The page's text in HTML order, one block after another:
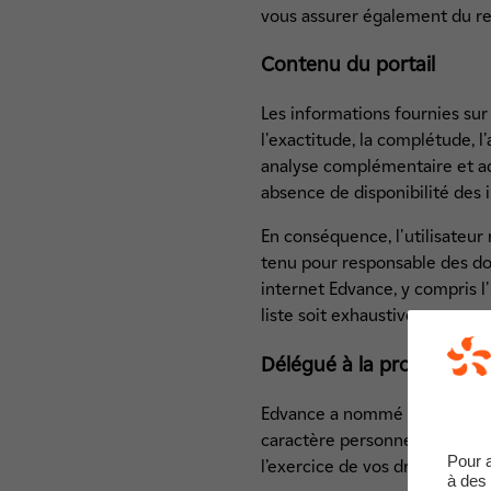
vous assurer également du
Contenu du portail
Les informations fournies
l'exactitude, la complétude,
analyse complémentaire et
absence de disponibilité des
En conséquence,
tenu pour responsable des
internet Edvance, y compris
liste soit exhaustive.
Délégué à la protection
Edvance a nommé un
caractère personnel et au
l’exercice de vos droits àPour
à des